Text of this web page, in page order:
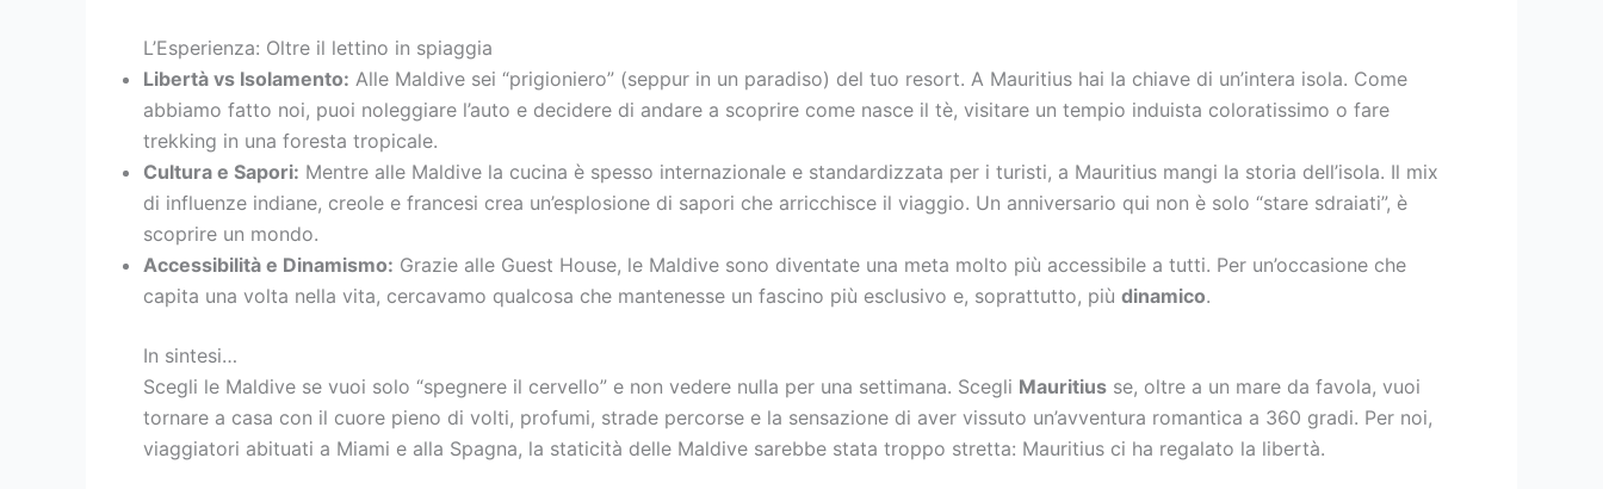
L’Esperienza: Oltre il lettino in spiaggia
Libertà vs Isolamento: Alle Maldive sei “prigioniero” (seppur in un paradiso) del tuo resort. A Mauritius hai la chiave di un’intera isola. Come
abbiamo fatto noi, puoi noleggiare l’auto e decidere di andare a scoprire come nasce il tè, visitare un tempio induista coloratissimo o fare
trekking in una foresta tropicale.
Cultura e Sapori: Mentre alle Maldive la cucina è spesso internazionale e standardizzata per i turisti, a Mauritius mangi la storia dell’isola. Il mix
di influenze indiane, creole e francesi crea un’esplosione di sapori che arricchisce il viaggio. Un anniversario qui non è solo “stare sdraiati”, è
scoprire un mondo.
Accessibilità e Dinamismo: Grazie alle Guest House, le Maldive sono diventate una meta molto più accessibile a tutti. Per un’occasione che
capita una volta nella vita, cercavamo qualcosa che mantenesse un fascino più esclusivo e, soprattutto, più dinamico.
In sintesi…
Scegli le Maldive se vuoi solo “spegnere il cervello” e non vedere nulla per una settimana. Scegli Mauritius se, oltre a un mare da favola, vuoi
tornare a casa con il cuore pieno di volti, profumi, strade percorse e la sensazione di aver vissuto un’avventura romantica a 360 gradi. Per noi,
viaggiatori abituati a Miami e alla Spagna, la staticità delle Maldive sarebbe stata troppo stretta: Mauritius ci ha regalato la libertà.